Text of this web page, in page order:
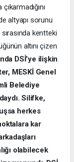
altyapı sorunu
kentteki
altını çizen
DSİ’ye ilişkin
MESKİ Genel
Belediye
Silifke,
herkes
kar
olabilecek